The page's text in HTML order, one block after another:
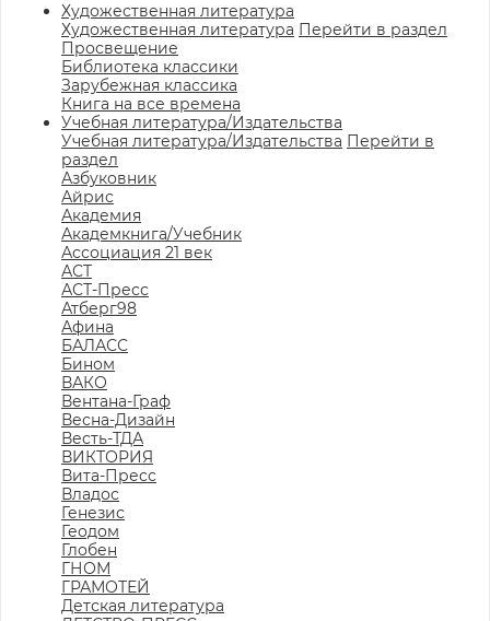
Художественная литература
Художественная литература Перейти в раздел
Просвещение
Библиотека классики
Зарубежная классика
Книга на все времена
Учебная литература/Издательства
Учебная литература/Издательства Перейти в
раздел
Азбуковник
Айрис
Академия
Академкнига/Учебник
Ассоциация 21 век
АСТ
АСТ-Пресс
Атберг98
Афина
БАЛАСС
Бином
ВАКО
Вентана-Граф
Весна-Дизайн
Весть-ТДА
ВИКТОРИЯ
Вита-Пресс
Владос
Генезис
Геодом
Глобен
ГНОМ
ГРАМОТЕЙ
Детская литература